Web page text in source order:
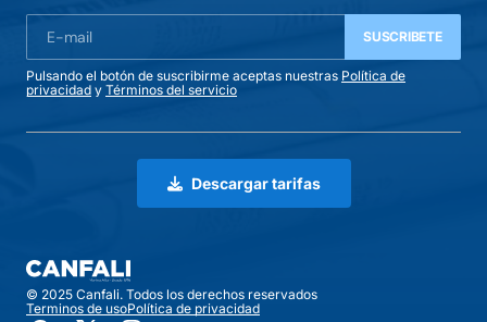
SUSCRIBETE
Pulsando el botón de suscribirme aceptas nuestras Política de
privacidad y Términos del servicio
Descargar tarifas
© 2025 Canfali. Todos los derechos reservados
Terminos de usoPolítica de privacidad